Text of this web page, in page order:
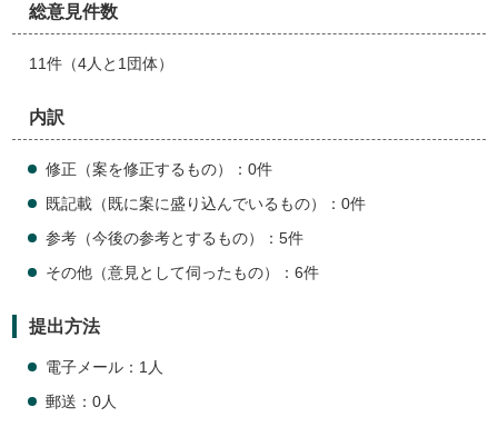
総意見件数
11件（4人と1団体）
内訳
修正（案を修正するもの）：0件
既記載（既に案に盛り込んでいるもの）：0件
参考（今後の参考とするもの）：5件
その他（意見として伺ったもの）：6件
提出方法
電子メール：1人
郵送：0人